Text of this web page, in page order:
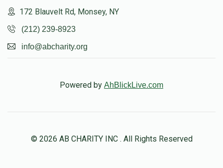
172 Blauvelt Rd, Monsey, NY
(212) 239-8923
info@abcharity.org
Powered by AhBlickLive.com
© 2026 AB CHARITY INC . All Rights Reserved